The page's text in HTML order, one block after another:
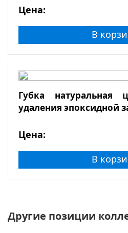
Цена:
В
Губка натуральная
удаления эпоксидной
Цена:
В
Другие позиции